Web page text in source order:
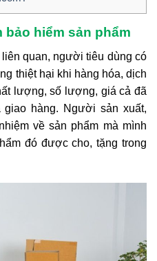
bảo hiểm sản phẩm
quan, người tiêu dùng có
thiệt hại khi hàng hóa, dịch
lượng, số lượng, giá cả đã
hàng. Người sản xuất,
về sản phẩm mà mình
đó được cho, tặng trong